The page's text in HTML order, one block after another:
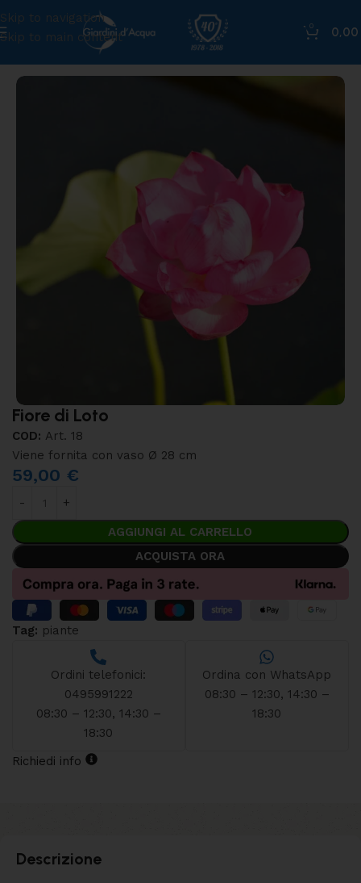
Skip to navigation
Skip to main content
0
0,00
Fiore di Loto
COD: Art. 18
Viene fornita con vaso Ø 28 cm
59,00 €
AGGIUNGI AL CARRELLO
ACQUISTA ORA
Tag: piante
Ordini telefonici:
0495991222
08:30 – 12:30, 14:30 –
18:30
Ordina con WhatsApp
08:30 – 12:30, 14:30 –
18:30
Richiedi info
Descrizione